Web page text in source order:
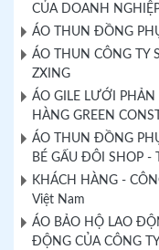
CỦA DOANH
ÁO THUN ĐỒNG
ÁO THUN CÔNG TY
ZXING
ÁO GILE LƯỚI
HÀNG GREEN
ÁO THUN ĐỒNG
BÉ GẤU ĐÔI SHOP -
KHÁCH HÀNG -
Việt Nam
ÁO BẢO HỘ LAO
ĐỘNG CỦA CÔNG